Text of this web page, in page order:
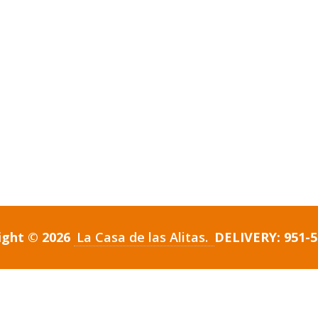
© 2026 La Casa de las Alitas. DELIVERY: 951-